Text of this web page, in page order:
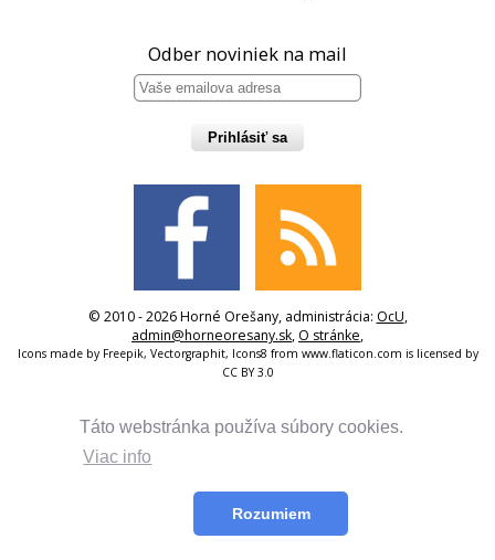
Táto webstránka používa súbory cookies.
Viac info
Rozumiem
Odber noviniek na mail
Prihlásiť sa
© 2010 - 2026 Horné Orešany, administrácia: OcU,
admin@horneoresany.sk, O stránke,
Icons made by Freepik, Vectorgraphit, Icons8 from www.flaticon.com is licensed by
CC BY 3.0